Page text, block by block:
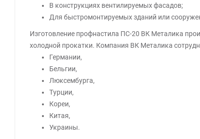
В конструкциях вентилируемых фасадов;
Для быстромонтируемых зданий или
Изготовление профнастила ПС-20 ВК Металика
холодной прокатки. Компания ВК Металика
Германии,
Бельгии,
Люксембурга,
Турции,
Кореи,
Китая,
Украины.